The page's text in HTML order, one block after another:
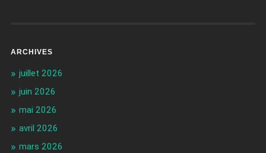
ARCHIVES
juillet 2026
juin 2026
mai 2026
avril 2026
mars 2026